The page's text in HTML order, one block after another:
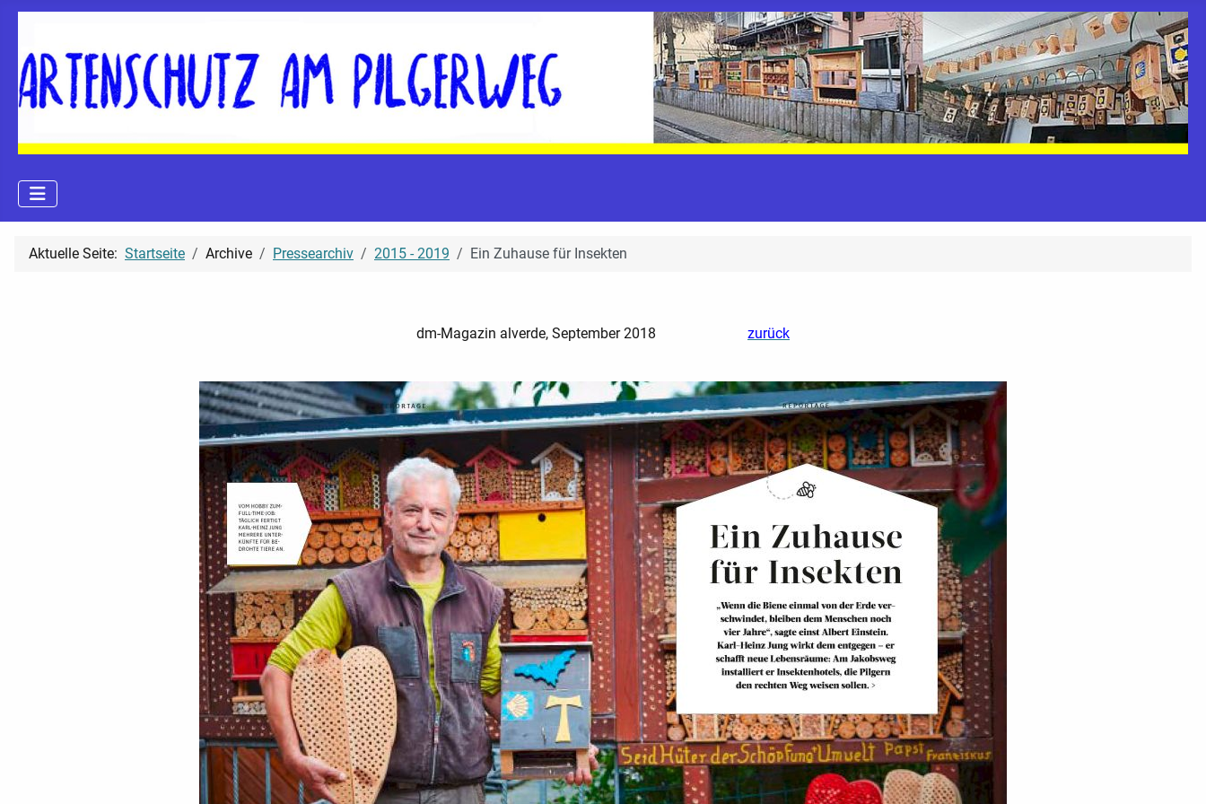
Aktuelle Seite: Startseite Archive Pressearchiv 2015 - 2019 Ein Zuhause für Insekten
dm-Magazin alverde, September 2018 zurück